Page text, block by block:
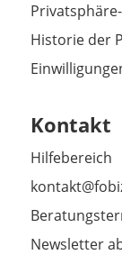
Historie der
Kontakt
Hilfebereich
Newsletter